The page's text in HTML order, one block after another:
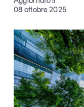
Il Numero
Comunicati stampa
Video
Podcast
Eventi e formazione
08 ottobre 2025